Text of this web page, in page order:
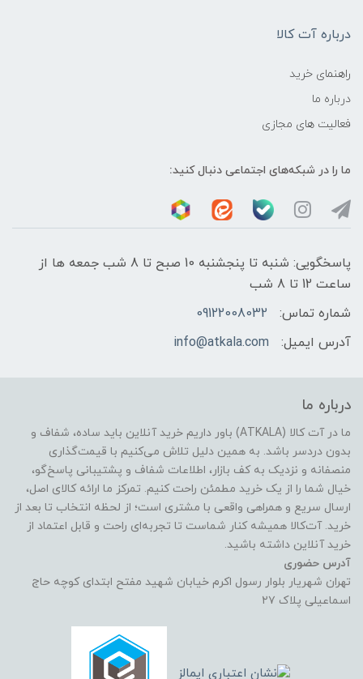
درباره آت کالا
راهنمای خرید
درباره ما
فعالیت های مجازی
ما را در شبکه‌های اجتماعی دنبال کنید:
پاسخگویی: شنبه تا پنجشنبه 10 صبح تا 8 شب جمعه ها از
ساعت 12 تا 8 شب
شماره تماس:
09122008032
آدرس ایمیل:
info@atkala.com
درباره ما
ما در آت کالا (ATKALA) باور داریم خرید آنلاین باید ساده، شفاف و
بدون دردسر باشد. به همین دلیل تلاش می‌کنیم با قیمت‌گذاری
منصفانه و نزدیک به کف بازار، اطلاعات شفاف و پشتیبانی پاسخ‌گو،
خیال شما را از یک خرید مطمئن راحت کنیم. تمرکز ما ارائه کالای اصل،
ارسال سریع و همراهی واقعی با مشتری است؛ از لحظه انتخاب تا بعد از
خرید. آت‌کالا همیشه کنار شماست تا تجربه‌ای راحت و قابل اعتماد از
خرید آنلاین داشته باشید.
آدرس حضوری
تهران شهریار بلوار رسول اکرم خیابان شهید مفتح ابتدای کوچه حاج
اسماعیلی پلاک ۲۷